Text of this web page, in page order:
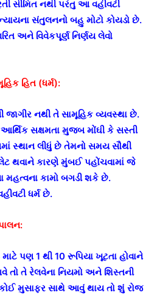
સીમિત નથી પરંતુ આ વહીવટી
સંતુલનનો બહુ મોટો કોયડો છે.
અને વિવેકપૂર્ણ નિર્ણય લેવો
હિત (ધર્મ):
નથી તે સામૂહિક વ્યવસ્થા છે.
સક્ષમતા મુજબ મોંઘી કે સસ્તી
સ્થાન લીધું છે તેમનો સમય સૌથી
થવાને કારણે મુંબઈ પહોંચવામાં જે
મહત્વના કામો બગડી શકે છે.
ધર્મ છે.
માટે પણ 1 થી 10 રૂપિયા ખૂટતા હોવાને
તો તે રેલવેના નિયમો અને શિસ્તની
મુસાફર સાથે આવું થાય તો શું રોજ